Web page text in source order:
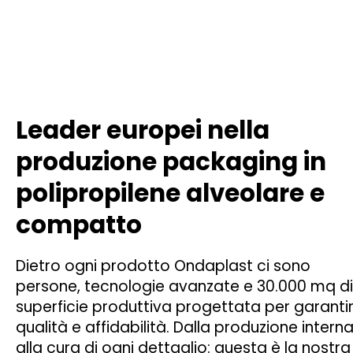
Leader europei nella
produzione packaging in
polipropilene alveolare e
compatto
Dietro ogni prodotto Ondaplast ci sono
persone, tecnologie avanzate e 30.000 mq di
superficie produttiva progettata per
qualità e affidabilità. Dalla produzione interna
alla cura di ogni dettaglio: questa è la nostra